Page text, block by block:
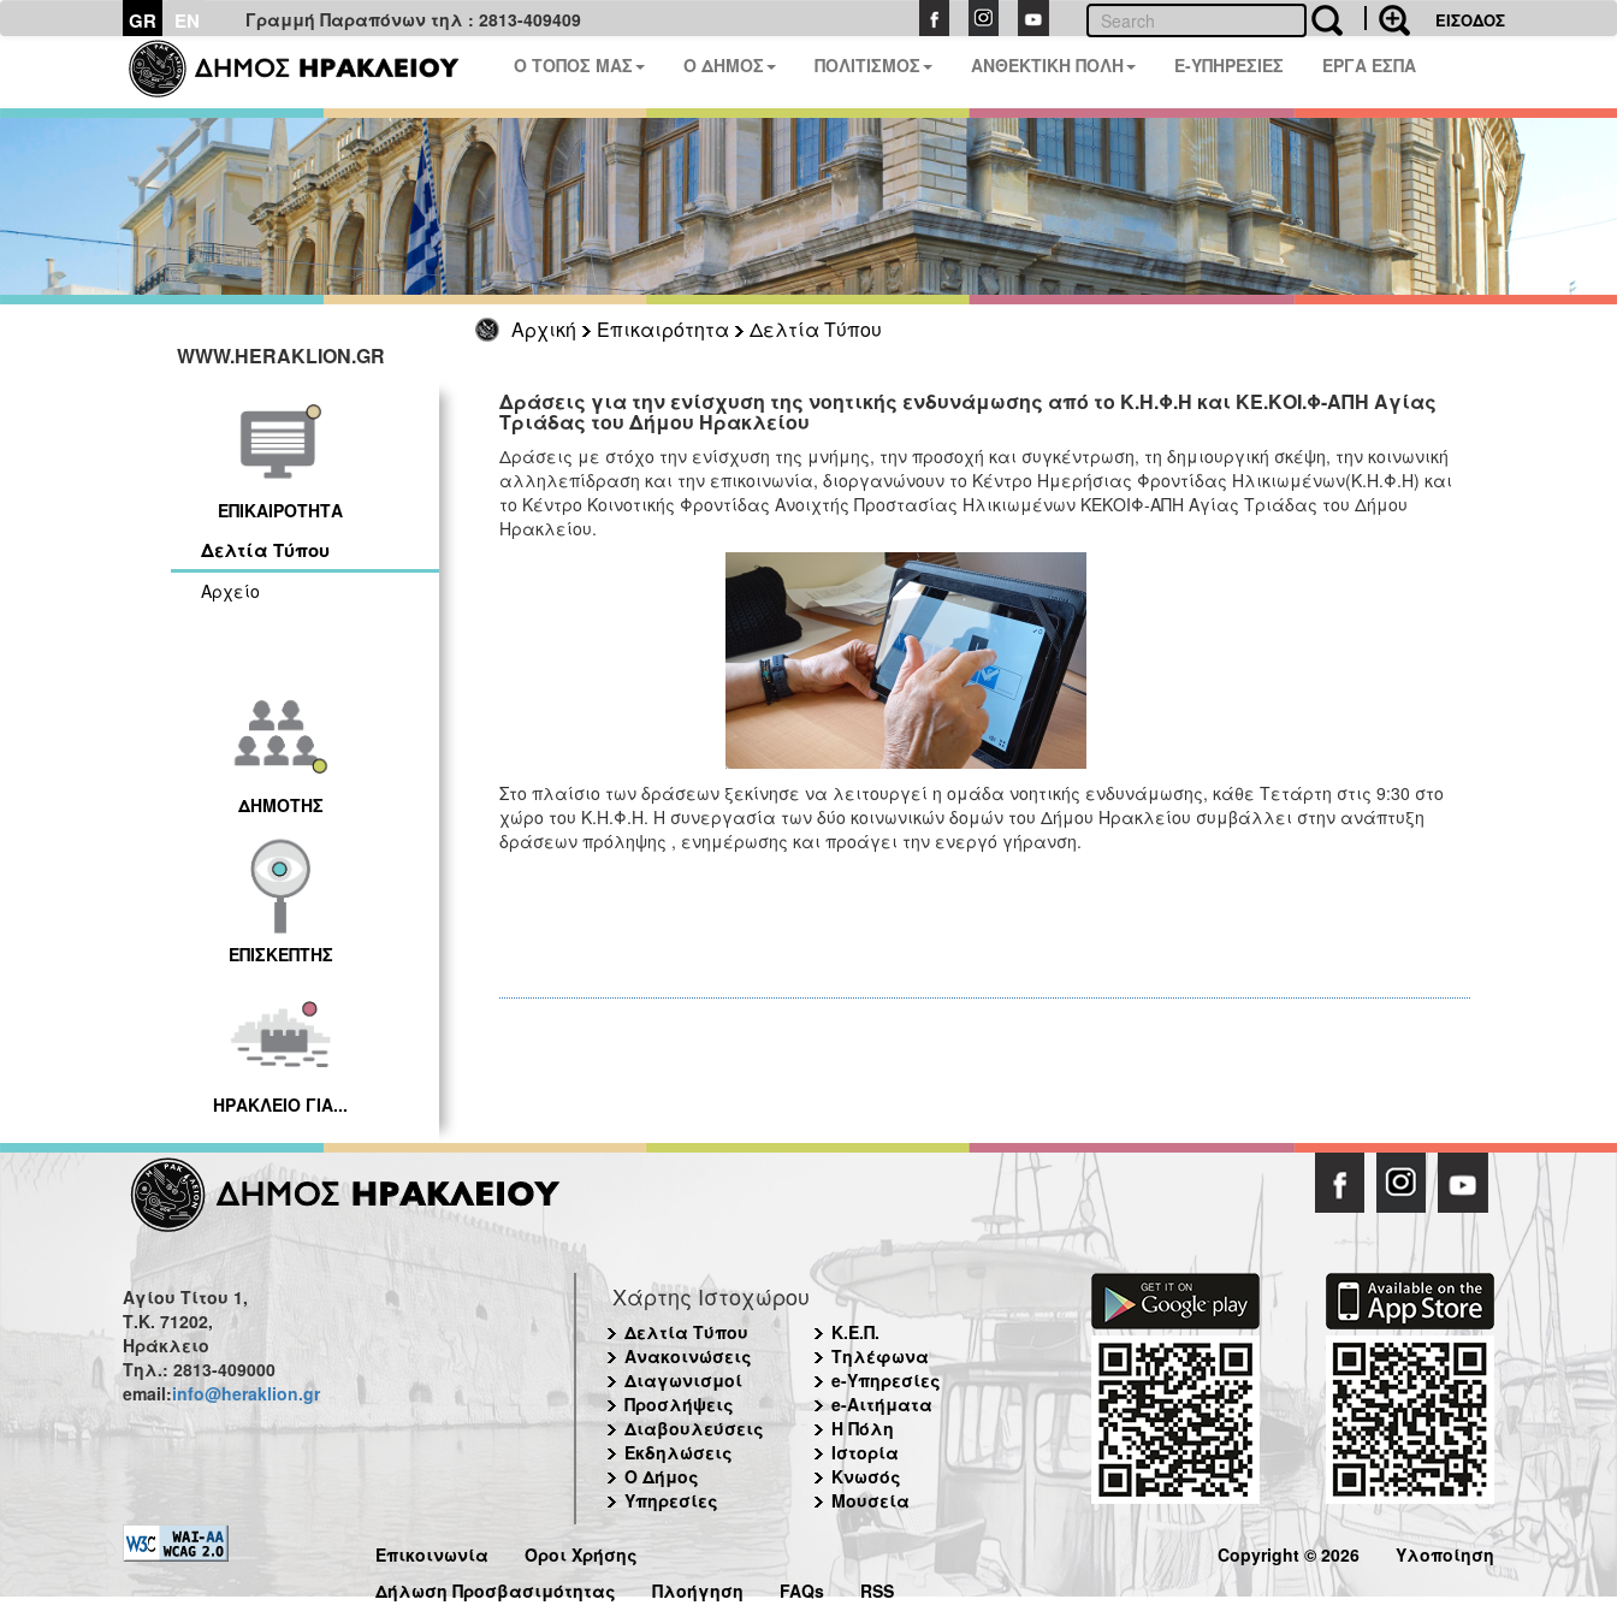
GR EN Γραμμή Παραπόνων τηλ : 2813-409409 ΕΙΣΟΔΟΣ
Ο ΤΟΠΟΣ ΜΑΣ Ο ΔΗΜΟΣ ΠΟΛΙΤΙΣΜΟΣ ΑΝΘΕΚΤΙΚΗ ΠΟΛΗ E-ΥΠΗΡΕΣΙΕΣ ΕΡΓΑ ΕΣΠΑ
Αρχική Επικαιρότητα
Δελτία Τύπου
WWW.HERAKLION.GR
ΕΠΙΚΑΙΡΟΤΗΤΑ
Δελτία Τύπου
Αρχείο
ΔΗΜΟΤΗΣ
ΕΠΙΣΚΕΠΤΗΣ
ΗΡΑΚΛΕΙΟ ΓΙΑ...
Δράσεις για την ενίσχυση της νοητικής ενδυνάμωσης από το Κ.Η.Φ.Η και ΚΕ.ΚΟΙ.Φ-ΑΠΗ Αγίας
Τριάδας του Δήμου Ηρακλείου
Δράσεις με στόχο την ενίσχυση της μνήμης, την προσοχή και συγκέντρωση, τη δημιουργική σκέψη, την κοινωνική
αλληλεπίδραση και την επικοινωνία, διοργανώνουν το Κέντρο Ημερήσιας Φροντίδας Ηλικιωμένων(Κ.Η.Φ.Η) και
το Κέντρο Κοινοτικής Φροντίδας Ανοιχτής Προστασίας Ηλικιωμένων ΚΕΚΟΙΦ-ΑΠΗ Αγίας Τριάδας του Δήμου
Ηρακλείου.
Στο πλαίσιο των δράσεων ξεκίνησε να λειτουργεί η ομάδα νοητικής ενδυνάμωσης, κάθε Τετάρτη στις 9:30 στο
χώρο του Κ.Η.Φ.Η. Η συνεργασία των δύο κοινωνικών δομών του Δήμου Ηρακλείου συμβάλλει στην ανάπτυξη
δράσεων πρόληψης , ενημέρωσης και προάγει την ενεργό γήρανση.
Αγίου Τίτου 1,
Τ.Κ. 71202,
Ηράκλειο
Τηλ.: 2813-409000
email:info@heraklion.gr
Χάρτης Ιστοχώρου
Δελτία Τύπου
Ανακοινώσεις
Διαγωνισμοί
Προσλήψεις
Διαβουλεύσεις
Εκδηλώσεις
Ο Δήμος
Υπηρεσίες
Κ.Ε.Π.
Τηλέφωνα
e-Υπηρεσίες
e-Αιτήματα
Η Πόλη
Ιστορία
Κνωσός
Μουσεία
Επικοινωνία
Όροι Χρήσης
Δήλωση Προσβασιμότητας
Πλοήγηση FAQs RSS
Copyright © 2026 Υλοποίηση